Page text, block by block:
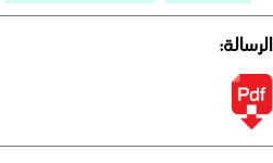
الرسالة: